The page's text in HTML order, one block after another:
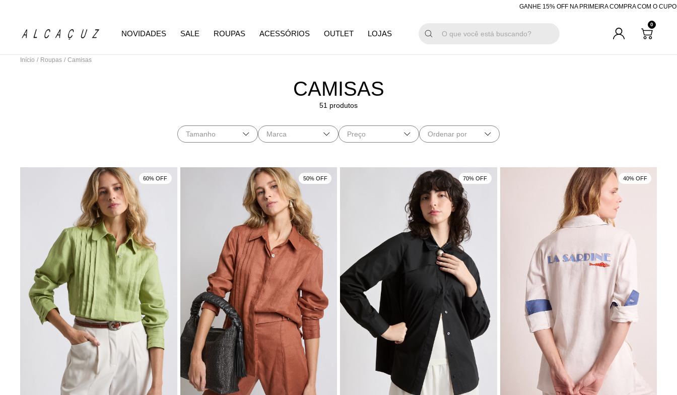
GANHE 15% OFF NA PRIMEIRA COMPRA COM O CUPOM "BEMVINDA" R$200 OFF
NOVIDADES SALE ROUPAS ACESSÓRIOS OUTLET LOJAS
0
Início / Roupas / Camisas
CAMISAS
51 produtos
Tamanho Marca Preço Ordenar por
60% OFF 50% OFF 70% OFF 40% OFF